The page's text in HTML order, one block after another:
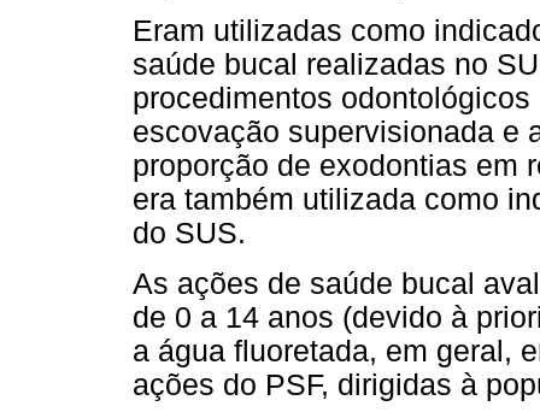
Eram utilizadas como
saúde bucal realizadas no
procedimentos
escovação supervisionada e
proporção de exodontias em
era também utilizada como
do SUS.
As ações de saúde bucal
de 0 a 14 anos (devido à
a água fluoretada, em geral,
ações do PSF, dirigidas à